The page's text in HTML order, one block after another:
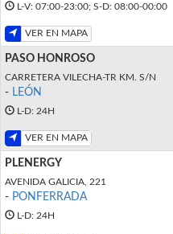
L-V: 07:00-23:00; S-D: 08:00-00:00
VER EN MAPA
PASO HONROSO
CARRETERA VILECHA-TR KM. S/N
- LEÓN
L-D: 24H
VER EN MAPA
PLENERGY
AVENIDA GALICIA, 221
- PONFERRADA
L-D: 24H